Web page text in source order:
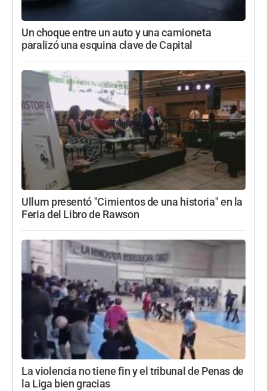
Un choque entre un auto y una camioneta
paralizó una esquina clave de Capital
Ullum presentó "Cimientos de una historia" en la
Feria del Libro de Rawson
La violencia no tiene fin y el tribunal de Penas de
la Liga bien gracias